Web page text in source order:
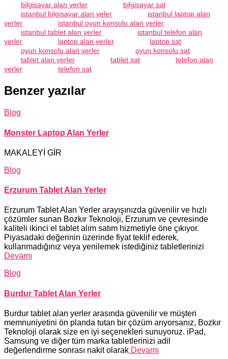
bilgisayar alan yerler
bilgisayar sat
istanbul bilgisayar alan yeler
istanbul laptop alan
yerler
istanbul oyun konsolu alan yerler
istanbul tablet alan yerler
istanbul telefon alan
yerler
laptop alan yerler
laptop sat
oyun konsolu alan yerler
oyun konsolu sat
tablet alan yerler
tablet sat
telefon alan
yerler
telefon sat
Benzer yazılar
Blog
Monster Laptop Alan Yerler
MAKALEYİ GİR
Blog
Erzurum Tablet Alan Yerler
Erzurum Tablet Alan Yerler arayışınızda güvenilir ve hızlı
çözümler sunan Bozkır Teknoloji, Erzurum ve çevresinde
kaliteli ikinci el tablet alım satım hizmetiyle öne çıkıyor.
Piyasadaki değerinin üzerinde fiyat teklif ederek,
kullanmadığınız veya yenilemek istediğiniz tabletlerinizi
Devamı
Blog
Burdur Tablet Alan Yerler
Burdur tablet alan yerler arasında güvenilir ve müşteri
memnuniyetini ön planda tutan bir çözüm arıyorsanız, Bozkır
Teknoloji olarak size en iyi seçenekleri sunuyoruz. iPad,
Samsung ve diğer tüm marka tabletlerinizi adil
değerlendirme sonrası nakit olarak Devamı